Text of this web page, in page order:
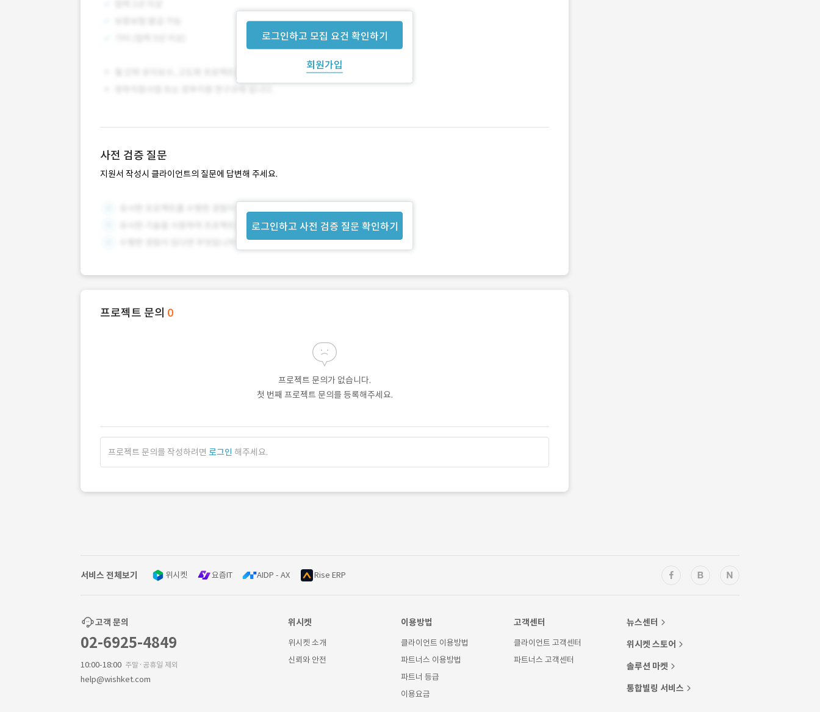
로그인하고 모집 요건 확인하기
회원가입
사전 검증 질문
지원서 작성시 클라이언트의 질문에 답변해 주세요.
로그인하고 사전 검증 질문 확인하기
프로젝트 문의 0
프로젝트 문의가 없습니다.
첫 번째 프로젝트 문의를 등록해주세요.
프로젝트 문의를 작성하려면 로그인 해주세요.
서비스 전체보기 위시켓 요즘IT AIDP - AX Rise ERP
고객 문의
02-6925-4849
10:00-18:00 주말·공휴일 제외
help@wishket.com
위시켓
위시켓 소개
신뢰와 안전
이용방법
클라이언트 이용방법
파트너스 이용방법
파트너 등급
이용요금
고객센터
클라이언트 고객센터
파트너스 고객센터
뉴스센터
위시켓 스토어
솔루션 마켓
통합빌링 서비스